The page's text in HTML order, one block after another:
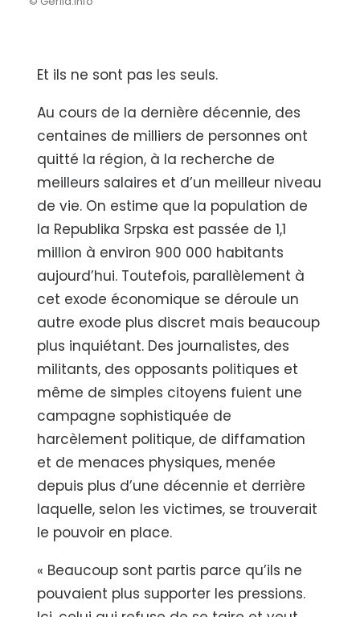
Et ils ne sont pas les seuls.
Au cours de la dernière décennie, des
centaines de milliers de personnes ont
quitté la région, à la recherche de
meilleurs salaires et d’un meilleur niveau
de vie. On estime que la population de
la Republika Srpska est passée de 1,1
million à environ 900 000 habitants
aujourd’hui. Toutefois, parallèlement à
cet exode économique se déroule un
autre exode plus discret mais beaucoup
plus inquiétant. Des journalistes, des
militants, des opposants politiques et
même de simples citoyens fuient une
campagne sophistiquée de
harcèlement politique, de diffamation
et de menaces physiques, menée
depuis plus d’une décennie et derrière
laquelle, selon les victimes, se trouverait
le pouvoir en place.
« Beaucoup sont partis parce qu’ils ne
pouvaient plus supporter les pressions.